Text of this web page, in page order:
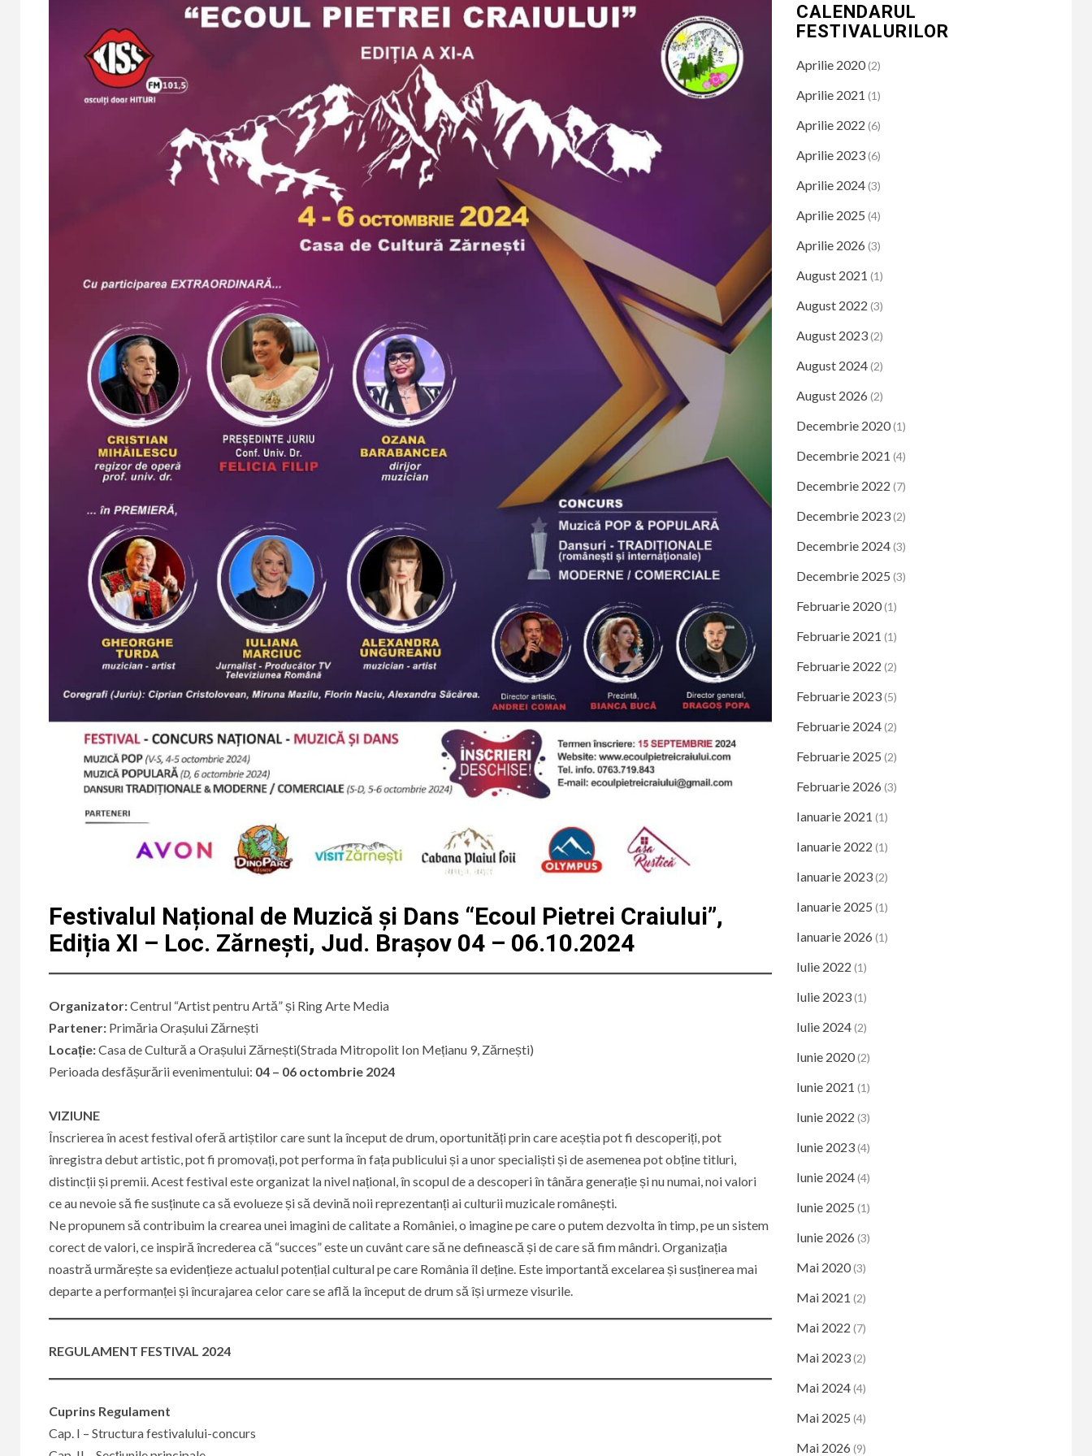
Festivalul Național de Muzică și Dans “Ecoul Pietrei Craiului”,
Ediția XI – Loc. Zărnești, Jud. Brașov 04 – 06.10.2024
Organizator:Centrul “Artist pentru Artă” și Ring Arte Media
​Partener: Primăria Orașului Zărnești
Locație:Casa de Cultură a Orașului Zărnești(Strada Mitropolit Ion Mețianu 9, Zărnești)
Perioada desfășurării evenimentului: 04 – 06 octombrie 2024
VIZIUNE
Înscrierea în acest festival oferă artiștilor care sunt la început de drum, oportunități prin care aceștia pot fi descoperiți, pot
înregistra debut artistic, pot fi promovați, pot performa în fața publicului și a unor specialiști și de asemenea pot obține titluri,
distincții și premii. Acest festival este organizat la nivel național, în scopul de a descoperi în tânăra generație și nu numai, noi valori
ce au nevoie să fie susținute ca să evolueze și să devină noii reprezentanți ai culturii muzicale românești.
Ne propunem să contribuim la crearea unei imagini de calitate a României, o imagine pe care o putem dezvolta în timp, pe un sistem
corect de valori, ce inspiră încrederea că “succes” este un cuvânt care să ne definească și de care să fim mândri. Organizația
noastră urmărește sa evidențieze actualul potențial cultural pe care România îl deține. Este importantă excelarea și susținerea mai
departe a performanței și încurajarea celor care se află la început de drum să își urmeze visurile.
​REGULAMENT FESTIVAL 2024
​Cuprins Regulament
Cap. I – Structura festivalului-concurs
CALENDARUL
FESTIVALURILOR
Aprilie 2020(2)
Aprilie 2021 (1)
Aprilie 2022 (6)
Aprilie 2023(6)
Aprilie 2024(3)
Aprilie 2025 (4)
Aprilie 2026 (3)
August 2021 (1)
August 2022 (3)
August 2023(2)
August 2024(2)
August 2026 (2)
Decembrie 2020(1)
Decembrie 2021 (4)
Decembrie 2022 (7)
Decembrie 2023(2)
Decembrie 2024(3)
Decembrie 2025 (3)
Februarie 2020(1)
Februarie 2021 (1)
Februarie 2022 (2)
Februarie 2023(5)
Februarie 2024(2)
Februarie 2025 (2)
Februarie 2026 (3)
Ianuarie 2021 (1)
Ianuarie 2022 (1)
Ianuarie 2023(2)
Ianuarie 2025 (1)
Ianuarie 2026 (1)
Iulie 2022 (1)
Iulie 2023(1)
Iulie 2024(2)
Iunie 2020(2)
Iunie 2021 (1)
Iunie 2022 (3)
Iunie 2023(4)
Iunie 2024(4)
Iunie 2025 (1)
Iunie 2026 (3)
Mai 2020(3)
Mai 2021 (2)
Mai 2022 (7)
Mai 2023(2)
Mai 2024(4)
Mai 2025 (4)
Mai 2026 (9)